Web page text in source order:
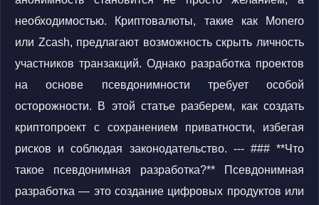
необходимостью. Криптовалюты, такие как Monero
или Zcash, предлагают возможность скрыть личность
участников транзакций. Однако разработка проектов
на основе псевдонимности требует особой
осторожности. В этой статье разберем, как создать
криптопроект с сохранением приватности, избегая
рисков и соблюдая законодательство. --- ### **Что
такое псевдонимная разработка?** Псевдонимная
разработка — это создание цифровых продуктов или